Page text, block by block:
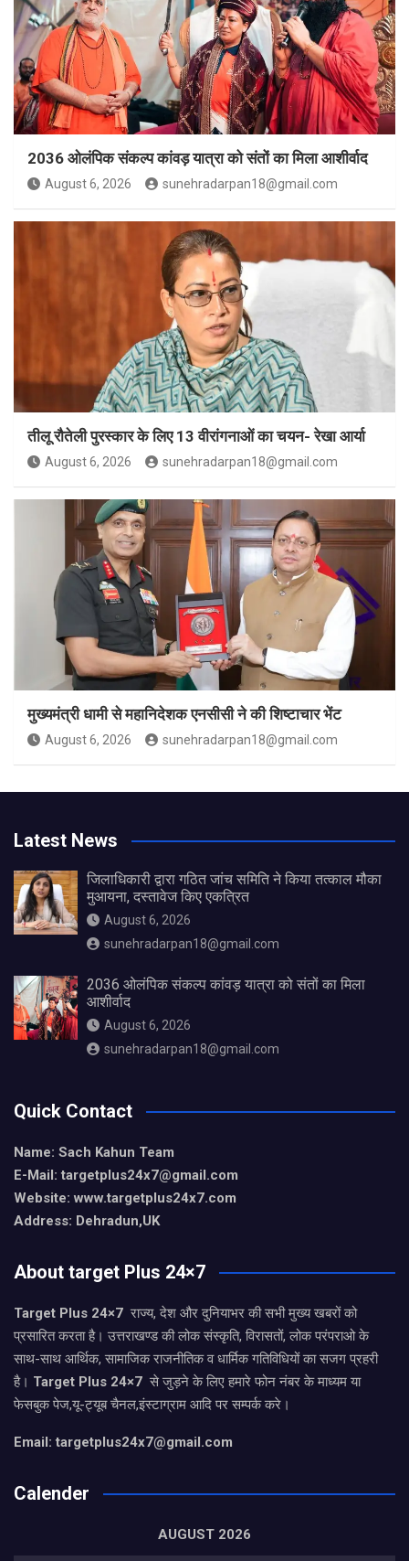
2036 ओलंपिक संकल्प कांवड़ यात्रा को संतों का मिला आशीर्वाद
August 6, 2026 sunehradarpan18@gmail.com
तीलू रौतेली पुरस्कार के लिए 13 वीरांगनाओं का चयन- रेखा आर्या
August 6, 2026 sunehradarpan18@gmail.com
मुख्यमंत्री धामी से महानिदेशक एनसीसी ने की शिष्टाचार भेंट
August 6, 2026 sunehradarpan18@gmail.com
Latest News
जिलाधिकारी द्वारा गठित जांच समिति ने किया तत्काल मौका
मुआयना, दस्तावेज किए एकत्रित
August 6, 2026
sunehradarpan18@gmail.com
2036 ओलंपिक संकल्प कांवड़ यात्रा को संतों का मिला
आशीर्वाद
August 6, 2026
sunehradarpan18@gmail.com
Quick Contact
Name: Sach Kahun Team
E-Mail: targetplus24x7@gmail.com
Website: www.targetplus24x7.com
Address: Dehradun,UK
About target Plus 24×7
Target Plus 24×7 राज्य, देश और दुनियाभर की सभी मुख्य खबरों को
प्रसारित करता है। उत्तराखण्ड की लोक संस्कृति, विरासतों, लोक परंपराओ के
साथ-साथ आर्थिक, सामाजिक राजनीतिक व धार्मिक गतिविधियों का सजग प्रहरी
है। Target Plus 24×7 से जुड़ने के लिए हमारे फोन नंबर के माध्यम या
फेसबुक पेज,यू-ट्यूब चैनल,इंस्टाग्राम आदि पर सम्पर्क करे।
Email: targetplus24x7@gmail.com
Calender
AUGUST 2026